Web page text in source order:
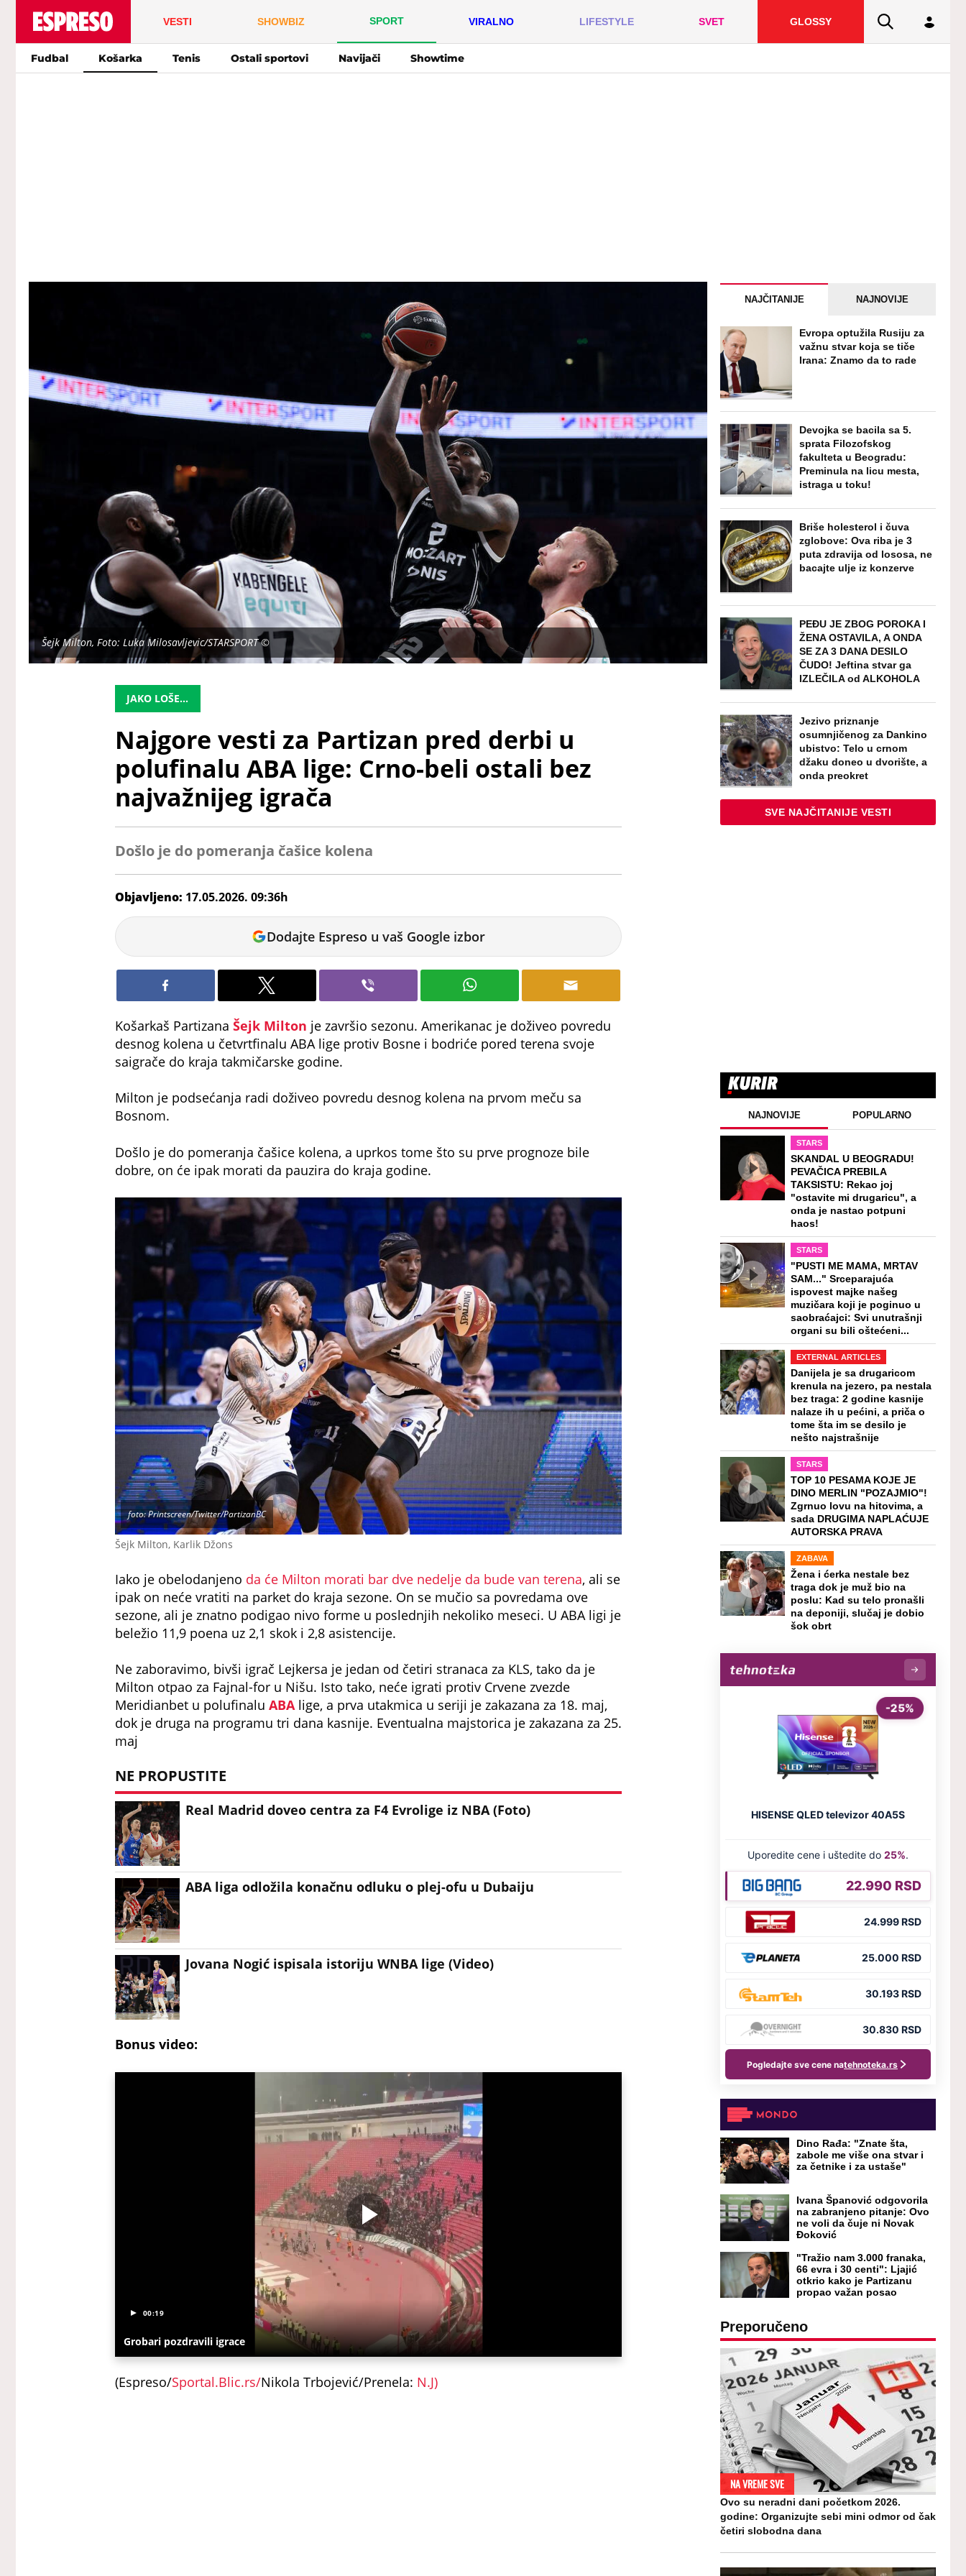
VESTI SHOWBIZ SPORT VIRALNO LIFESTYLE SVET GLOSSY
Fudbal Košarka Tenis Ostali sportovi Navijači Showtime
Šejk Milton, Foto: Luka Milosavljevic/STARSPORT ©
JAKO LOŠE...
Najgore vesti za Partizan pred derbi u
polufinalu ABA lige: Crno-beli ostali bez
najvažnijeg igrača
Došlo je do pomeranja čašice kolena
Objavljeno: 17.05.2026. 09:36h
Nikolina
Jokić
Dodajte Espreso u vaš Google izbor
Košarkaš Partizana Šejk Milton je završio sezonu. Amerikanac je doživeo povredu
desnog kolena u četvrtfinalu ABA lige protiv Bosne i bodriće pored terena svoje
saigrače do kraja takmičarske godine.
Milton je podsećanja radi doživeo povredu desnog kolena na prvom meču sa
Bosnom.
Došlo je do pomeranja čašice kolena, a uprkos tome što su prve prognoze bile
dobre, on će ipak morati da pauzira do kraja godine.
Šejk Milton, Karlik Džons
foto: Printscreen/Twitter/PartizanBC
Iako je obelodanjeno da će Milton morati bar dve nedelje da bude van terena, ali se
ipak on neće vratiti na parket do kraja sezone. On se mučio sa povredama ove
sezone, ali je znatno podigao nivo forme u poslednjih nekoliko meseci. U ABA ligi je
beležio 11,9 poena uz 2,1 skok i 2,8 asistencije.
Ne zaboravimo, bivši igrač Lejkersa je jedan od četiri stranaca za KLS, tako da je
Milton otpao za Fajnal-for u Nišu. Isto tako, neće igrati protiv Crvene zvezde
Meridianbet u polufinalu ABA lige, a prva utakmica u seriji je zakazana za 18. maj,
dok je druga na programu tri dana kasnije. Eventualna majstorica je zakazana za 25.
maj
NE PROPUSTITE
Real Madrid doveo centra za F4 Evrolige iz NBA (Foto)
ABA liga odložila konačnu odluku o plej-ofu u Dubaiju
Jovana Nogić ispisala istoriju WNBA lige (Video)
Bonus video:
00:19
Grobari pozdravili igrace
(Espreso/Sportal.Blic.rs/Nikola Trbojević/Prenela: N.J)
NAJČITANIJE NAJNOVIJE
Evropa optužila Rusiju za
važnu stvar koja se tiče
Irana: Znamo da to rade
Devojka se bacila sa 5.
sprata Filozofskog
fakulteta u Beogradu:
Preminula na licu mesta,
istraga u toku!
Briše holesterol i čuva
zglobove: Ova riba je 3
puta zdravija od lososa, ne
bacajte ulje iz konzerve
PEĐU JE ZBOG POROKA I
ŽENA OSTAVILA, A ONDA
SE ZA 3 DANA DESILO
ČUDO! Jeftina stvar ga
IZLEČILA od ALKOHOLA
Jezivo priznanje
osumnjičenog za Dankino
ubistvo: Telo u crnom
džaku doneo u dvorište, a
onda preokret
SVE NAJČITANIJE VESTI
NAJNOVIJE POPULARNO
STARS
SKANDAL U BEOGRADU!
PEVAČICA PREBILA
TAKSISTU: Rekao joj
"ostavite mi drugaricu", a
onda je nastao potpuni
haos!
STARS
"PUSTI ME MAMA, MRTAV
SAM..." Srceparajuća
ispovest majke našeg
muzičara koji je poginuo u
saobraćajci: Svi unutrašnji
organi su bili oštećeni...
EXTERNAL ARTICLES
Danijela je sa drugaricom
krenula na jezero, pa nestala
bez traga: 2 godine kasnije
nalaze ih u pećini, a priča o
tome šta im se desilo je
nešto najstrašnije
STARS
TOP 10 PESAMA KOJE JE
DINO MERLIN "POZAJMIO"!
Zgrnuo lovu na hitovima, a
sada DRUGIMA NAPLAĆUJE
AUTORSKA PRAVA
ZABAVA
Žena i ćerka nestale bez
traga dok je muž bio na
poslu: Kad su telo pronašli
na deponiji, slučaj je dobio
šok obrt
Dino Rađa: "Znate šta,
zabole me više ona stvar i
za četnike i za ustaše"
Ivana Španović odgovorila
na zabranjeno pitanje: Ovo
ne voli da čuje ni Novak
Đoković
"Tražio nam 3.000 franaka,
66 evra i 30 centi": Ljajić
otkrio kako je Partizanu
propao važan posao
Preporučeno
NA VREME SVE
Ovo su neradni dani početkom 2026.
godine: Organizujte sebi mini odmor od čak
četiri slobodna dana